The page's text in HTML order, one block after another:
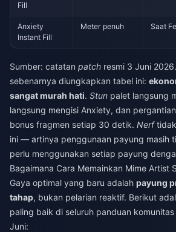
Fill
Anxiety
Instant Fill
Meter penuh Saat
Sumber: catatan patch resmi 3 Juni
sebenarnya diungkapkan tabel ini:
sangat murah hati. Stun palet langsung
langsung mengisi Anxiety, dan
bonus fragmen setiap 30 detik. Nerftidak
ini — artinya penggunaan payung masih
perlu menggunakan setiap payung
Bagaimana Cara Memainkan Mime Artist
Gaya optimal yang baru adalah payung
tahap, bukan pelarian reaktif. Berikut
paling baik di seluruh panduan
Juni: